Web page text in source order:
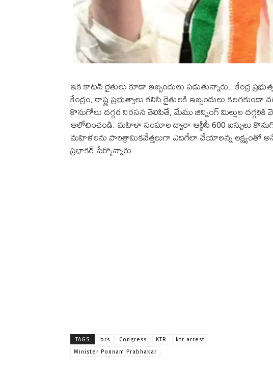
ఇక కాటన్ రైతులు‌ కూడా‌ ఇబ్బందులు పడుతున్నారు.. కేంద్ర
కేంద్రం, రాష్ట్ర ‌ప్రభుత్వాలు కలిసి రైతులకి ఇబ్బందులు
కొనుగోలు దగ్గర నిరసన తెలిపితే, మేము జిన్నింగ్ మిల్లుల
ఆలోచించండి. మహిళా సంఘాల ద్వారా ఆర్టీసీ 600 బస్సులు
మహిళలను పారిశ్రామికవేత్తలుగా ఎదిగేలా చేయాలన్న లక్ష్యంతో
ప్రభాకర్ పేర్కొన్నారు.
TAGS brs Congress KTR
ktr arrest
Minister Ponnam Prabhakar